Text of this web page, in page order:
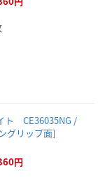
ト CE36035NG /
グリップ面]
円